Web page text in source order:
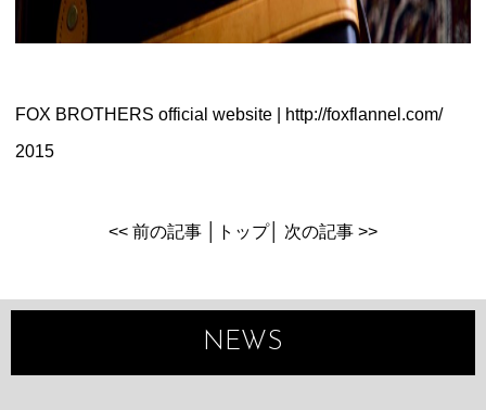
FOX BROTHERS official website |
http://foxflannel.com/
2015
<< 前の記事 トップ│ 次の記事 >>
NEWS